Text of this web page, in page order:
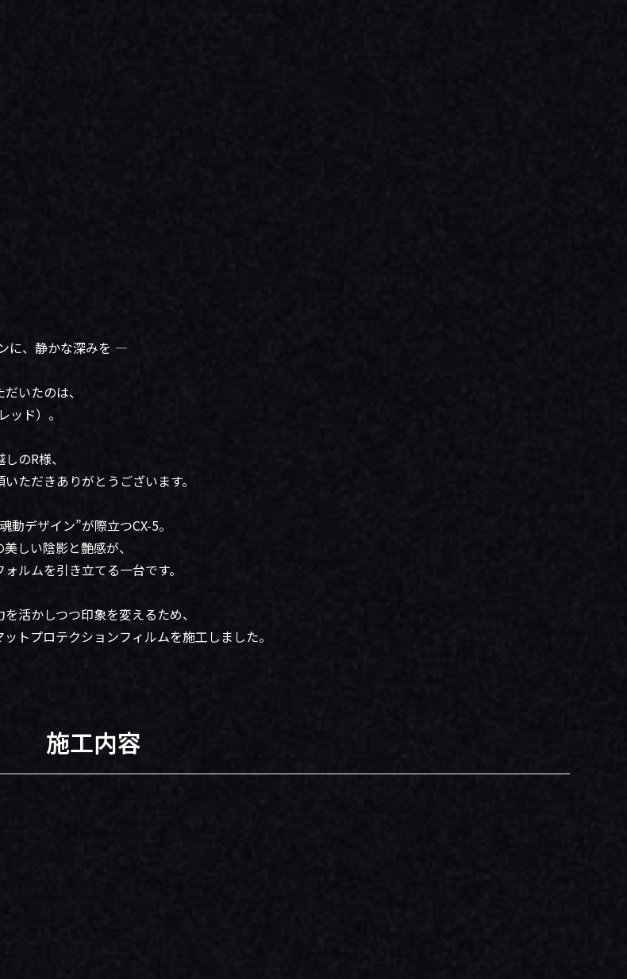
に、静かな深みを ―
いたのは、
ッド）。
のR様、
ただきありがとうございます。
動デザイン”が際立つCX-5。
しい陰影と艶感が、
ルムを引き立てる一台です。
活かしつつ印象を変えるため、
トプロテクションフィルムを施工しました。
施工内容